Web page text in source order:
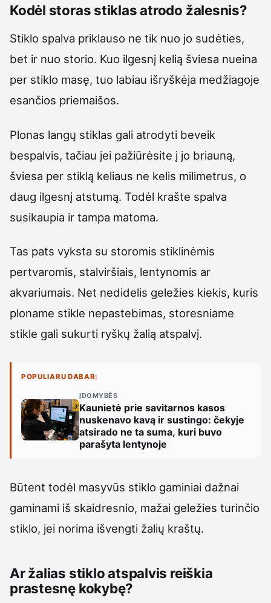
Kodėl storas stiklas atrodo žalesnis?
Stiklo spalva priklauso ne tik nuo jo sudėties,
bet ir nuo storio. Kuo ilgesnį kelią šviesa nueina
per stiklo masę, tuo labiau išryškėja medžiagoje
esančios priemaišos.
Plonas langų stiklas gali atrodyti beveik
bespalvis, tačiau jei pažiūrėsite į jo briauną,
šviesa per stiklą keliaus ne kelis milimetrus, o
daug ilgesnį atstumą. Todėl krašte spalva
susikaupia ir tampa matoma.
Tas pats vyksta su storomis stiklinėmis
pertvaromis, stalviršiais, lentynomis ar
akvariumais. Net nedidelis geležies kiekis, kuris
ploname stikle nepastebimas, storesniame
stikle gali sukurti ryškų žalią atspalvį.
POPULIARU DABAR:
ĮDOMYBĖS
Kaunietė prie savitarnos kasos
nuskenavo kavą ir sustingo: čekyje
atsirado ne ta suma, kuri buvo
parašyta lentynoje
Būtent todėl masyvūs stiklo gaminiai dažnai
gaminami iš skaidresnio, mažai geležies turinčio
stiklo, jei norima išvengti žalių kraštų.
Ar žalias stiklo atspalvis reiškia
prastesnę kokybę?